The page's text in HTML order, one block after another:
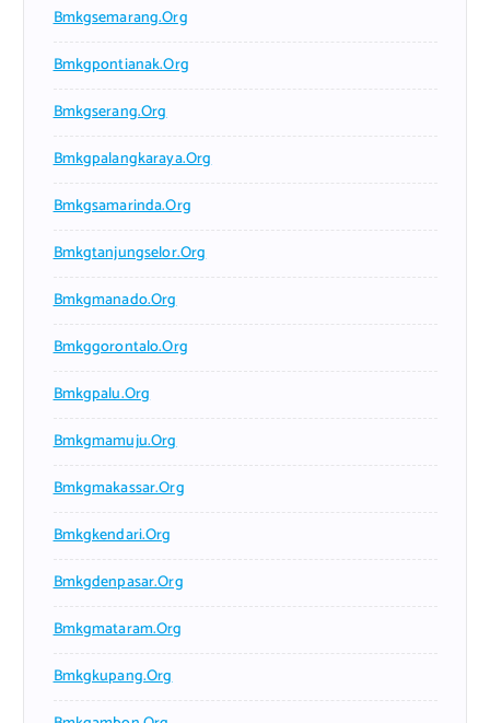
Bmkgsemarang.org
Bmkgpontianak.org
Bmkgserang.org
Bmkgpalangkaraya.org
Bmkgsamarinda.org
Bmkgtanjungselor.org
Bmkgmanado.org
Bmkggorontalo.org
Bmkgpalu.org
Bmkgmamuju.org
Bmkgmakassar.org
Bmkgkendari.org
Bmkgdenpasar.org
Bmkgmataram.org
Bmkgkupang.org